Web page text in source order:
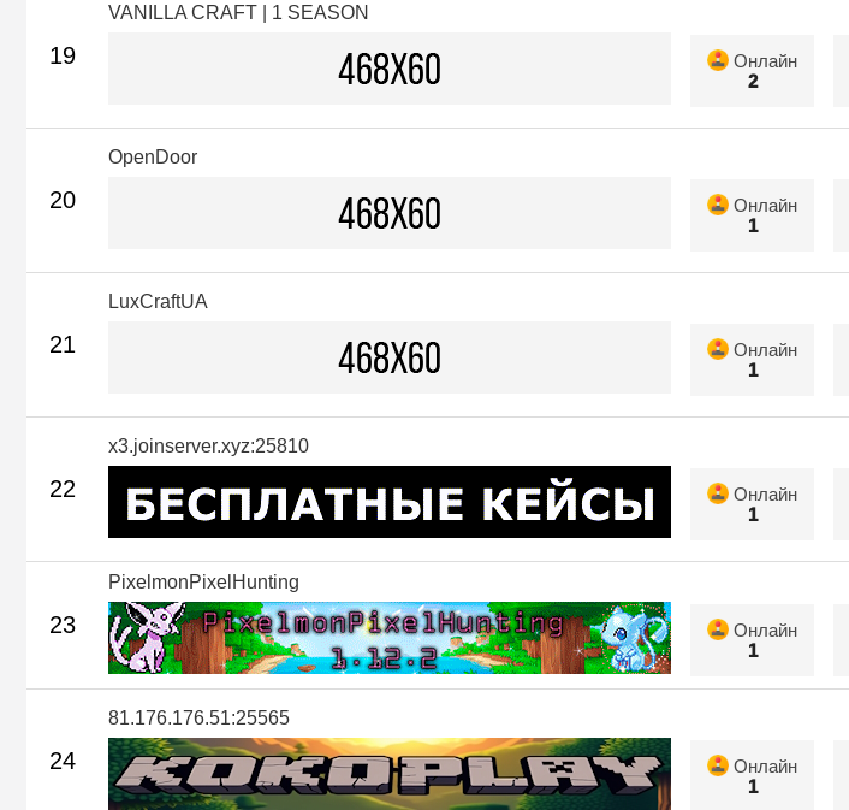
19
VANILLA CRAFT | 1 SEASON
Онлайн
2
20
OpenDoor
Онлайн
1
21
LuxCraftUA
Онлайн
1
22
x3.joinserver.xyz:25810
Онлайн
1
23
PixelmonPixelHunting
Онлайн
1
24
81.176.176.51:25565
Онлайн
1